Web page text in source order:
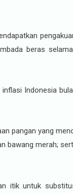
beras
Indonesia
pangan yang
bawang merah;
itik untuk